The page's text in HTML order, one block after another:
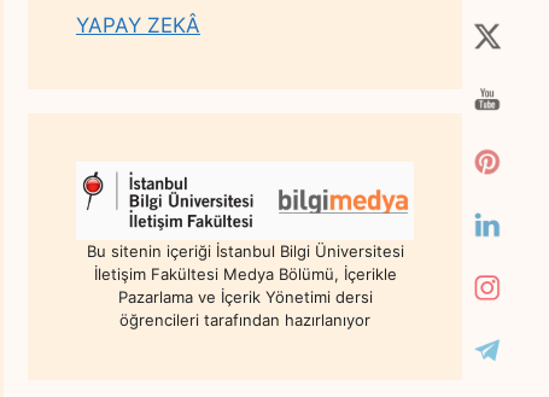
YAPAY ZEKÂ
Bu sitenin içeriği İstanbul Bilgi Üniversitesi
İletişim Fakültesi Medya Bölümü, İçerikle
Pazarlama ve İçerik Yönetimi dersi
öğrencileri tarafından hazırlanıyor